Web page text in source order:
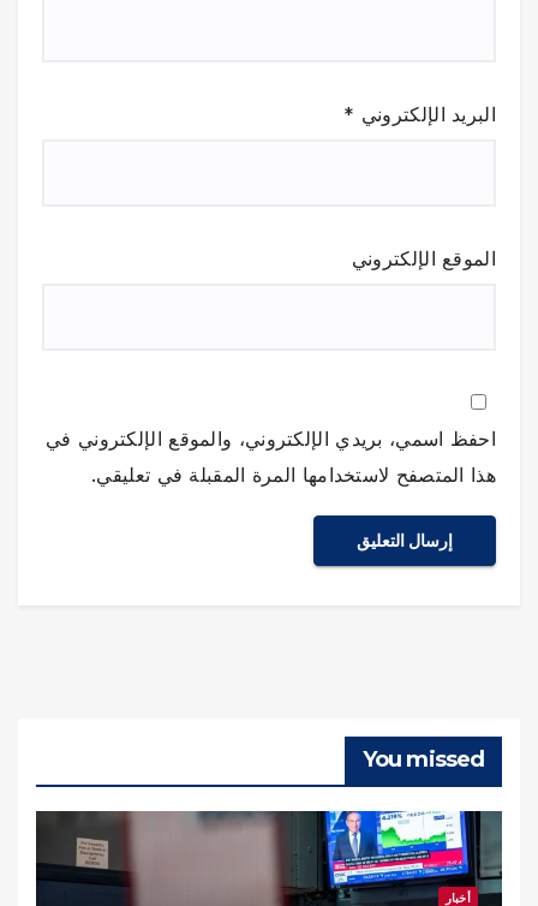
البريد الإلكتروني *
الموقع الإلكتروني
احفظ اسمي، بريدي الإلكتروني، والموقع الإلكتروني في
هذا المتصفح لاستخدامها المرة المقبلة في تعليقي.
You missed
أخبار